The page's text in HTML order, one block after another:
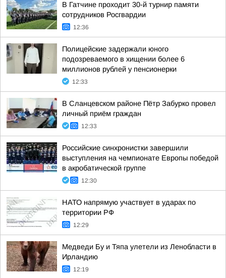
В Гатчине проходит 30-й турнир памяти
сотрудников Росгвардии
12:36
Полицейские задержали юного
подозреваемого в хищении более 6
миллионов рублей у пенсионерки
12:33
В Сланцевском районе Пётр Забурко провел
личный приём граждан
12:33
Российские синхронистки завершили
выступления на чемпионате Европы победой
в акробатической группе
12:30
НАТО напрямую участвует в ударах по
территории РФ
12:29
Медведи Бу и Тяпа улетели из Ленобласти в
Ирландию
12:19